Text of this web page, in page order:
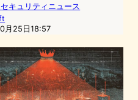
キュリティニュース
月25日18:57